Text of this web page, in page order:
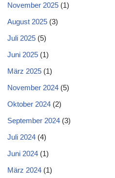
November 2025 (1)
August 2025 (3)
Juli 2025 (5)
Juni 2025 (1)
März 2025 (1)
November 2024 (5)
Oktober 2024 (2)
September 2024 (3)
Juli 2024 (4)
Juni 2024 (1)
März 2024 (1)